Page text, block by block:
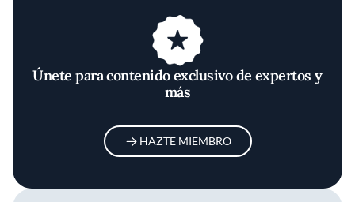
Únete para contenido exclusivo de expertos y
más
HAZTE MIEMBRO